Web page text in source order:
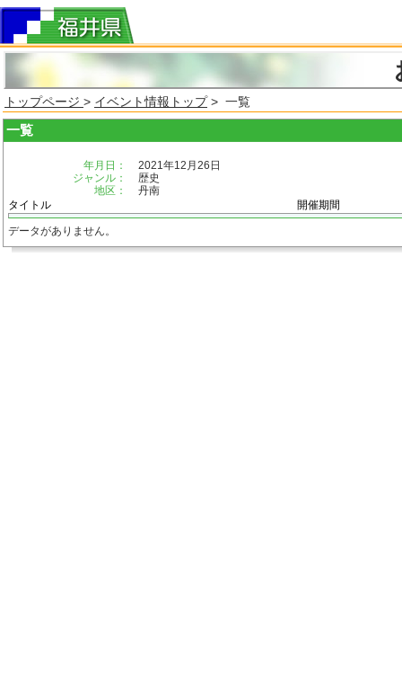
トップページ > イベント情報トップ> 一覧
一覧
年月日：
2021年12月26日
ジャンル：
歴史
地区：
丹南
タイトル
開催期間
データがありません。